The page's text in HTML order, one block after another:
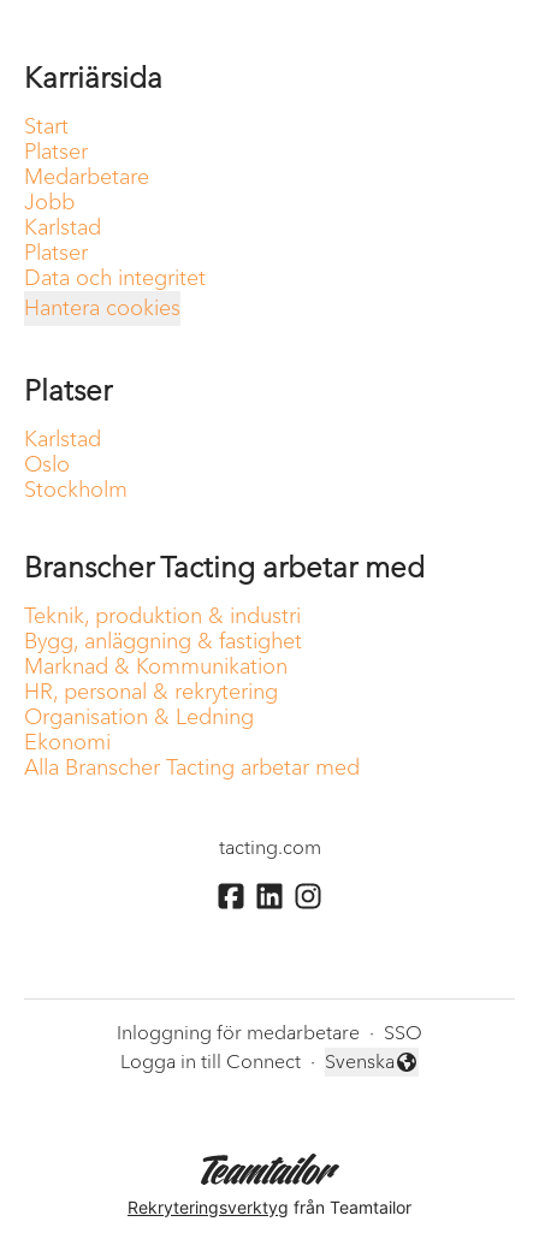
Karriärsida
Start
Platser
Medarbetare
Jobb
Karlstad
Platser
Data och integritet
Hantera cookies
Platser
Karlstad
Oslo
Stockholm
Branscher Tacting arbetar med
Teknik, produktion & industri
Bygg, anläggning & fastighet
Marknad & Kommunikation
HR, personal & rekrytering
Organisation & Ledning
Ekonomi
Alla Branscher Tacting arbetar med
tacting.com
Inloggning för medarbetare · SSO
Logga in till Connect ·
Byt språk
Svenska
Rekryteringsverktyg från Teamtailor